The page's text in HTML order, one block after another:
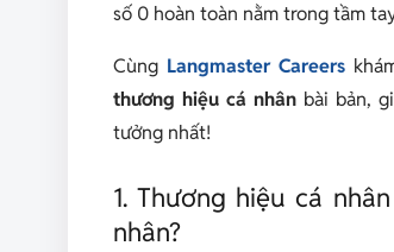
số 0 hoàn toàn nằm trong tầm
Cùng Langmaster Careers
thương hiệu cá nhânbài bản,
tưởng nhất!
1. Thương hiệu cá
nhân?